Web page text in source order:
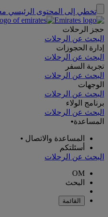
تخطي إلى المحتوى الرئيسي
حجز الرحلات
البحث عن الرحلات
إدارة الحجوزات
البحث عن الرحلات
تجربة السفر
البحث عن الرحلات
الوجهات
البحث عن الرحلات
برنامج الولاء
البحث عن الرحلات
المساعدة•
المساعدة والاتصال •
أسئلتكم
البحث عن الرحلات
OM
البحث
القائمة